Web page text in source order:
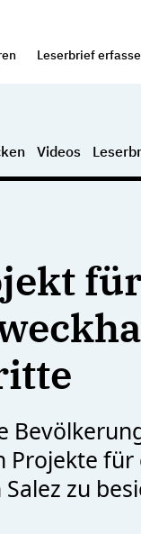
Leserbrief
Videos
Projekte für
zu